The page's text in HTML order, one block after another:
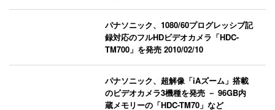
パナソニック、1080/60プログレッシブ記
録対応のフルHDビデオカメラ「HDC-
TM700」を発売2010/02/10
パナソニック、超解像「iAズーム」搭載
のビデオカメラ3機種を発売 － 96GB内
蔵メモリーの「HDC-TM70」など